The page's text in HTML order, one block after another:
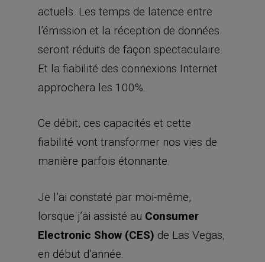
actuels. Les temps de latence entre
l’émission et la réception de données
seront réduits de façon spectaculaire.
Et la fiabilité des connexions Internet
approchera les 100%.
Ce débit, ces capacités et cette
fiabilité vont transformer nos vies de
manière parfois étonnante.
Je l’ai constaté par moi-même,
lorsque j’ai assisté au Consumer
Electronic Show (CES) de Las Vegas,
en début d’année.